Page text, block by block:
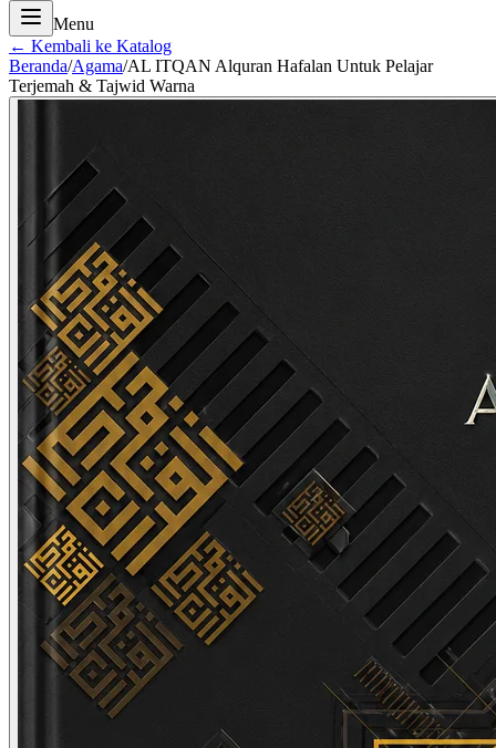
Menu
← Kembali ke Katalog
Beranda/Agama/AL ITQAN Alquran Hafalan Untuk Pelajar
Terjemah & Tajwid Warna